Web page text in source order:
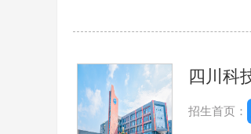
四川科
招生首页：